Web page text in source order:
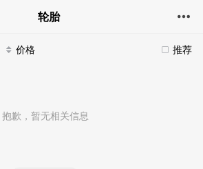
轮胎
推荐
价格
抱歉，暂无相关信息